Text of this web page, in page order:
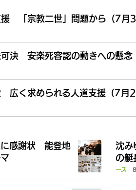
援 「宗教二世」問題から（7月
可決 安楽死容認の動きへの懸念
広く求められる人道支援（7月
に感謝状 能登地
沈み
の
ース